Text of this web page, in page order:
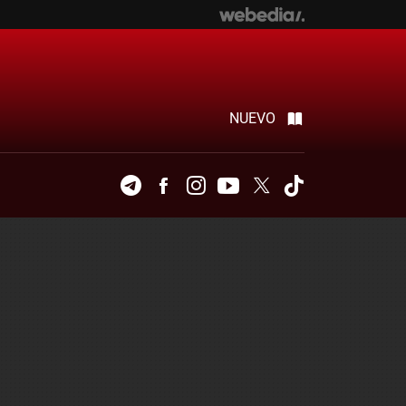
NUEVO
TelegramFacebookInstagramYoutubeTwitter